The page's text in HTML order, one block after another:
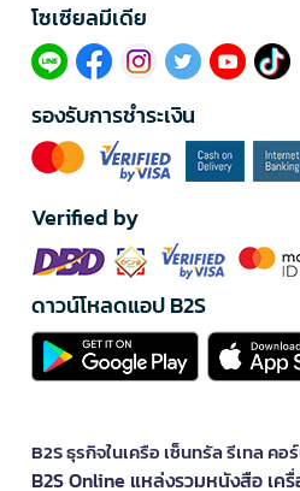
โซเซียลมีเดีย​
รองรับการชำระเงิน
Verified by
ดาวน์โหลดแอป B2S
B2S ธุรกิจในเครือ เซ็นทรัล รีเทล ค
B2S Online แหล่งรวมหนังสือ เค